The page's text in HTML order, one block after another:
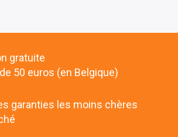
gratuite
50 euros (en Belgique)
garanties les moins chères